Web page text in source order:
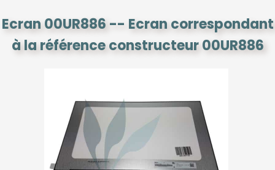
Ecran 00UR886 -- Ecran correspondant
à la référence constructeur 00UR886